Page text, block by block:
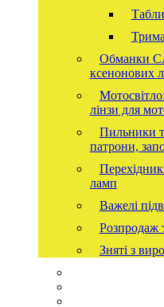
Обманки
ксенонових
лінзи для
Пильники
патрони,
ламп
Важелі
Розпродаж
Зняті з